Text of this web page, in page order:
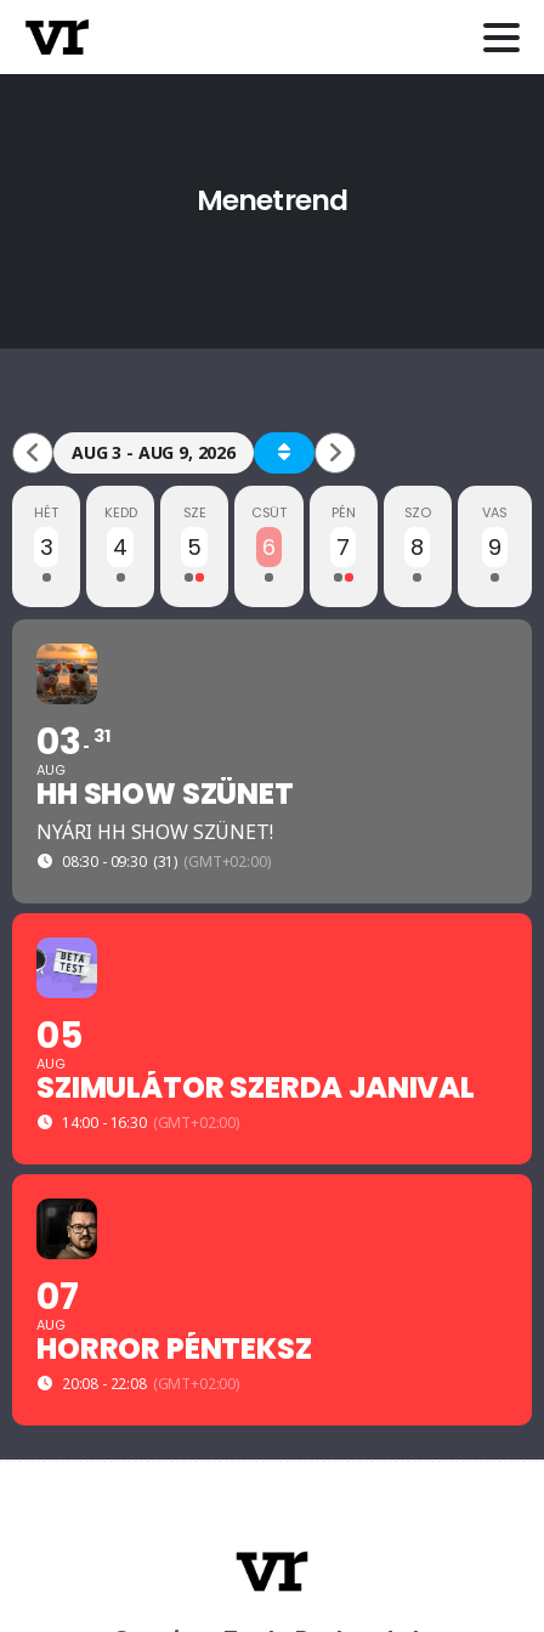
Menetrend
AUG 3 - AUG 9, 2026
HÉT
3
KEDD
4
SZE
5
CSÜT
6
PÉN
7
SZO
8
VAS
9
03
AUG
31
HH SHOW SZÜNET
NYÁRI HH SHOW SZÜNET!
08:30 - 09:30 (31) (GMT+02:00)
05
AUG
SZIMULÁTOR SZERDA JANIVAL
14:00 - 16:30 (GMT+02:00)
07
AUG
HORROR PÉNTEKSZ
20:08 - 22:08 (GMT+02:00)